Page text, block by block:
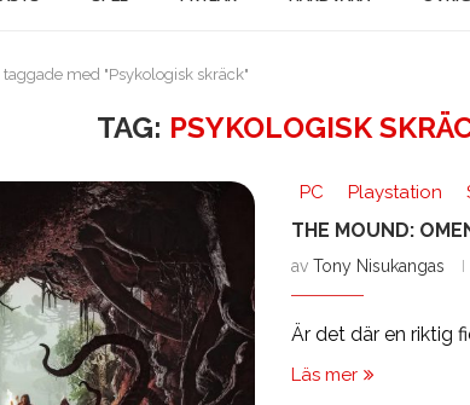
med "Psykologisk skräck"
TAG: PSYKOLOGISK
PC Playstation
THE MOUND:
av Tony Nisukangas
Är det där en riktig
Läs mer